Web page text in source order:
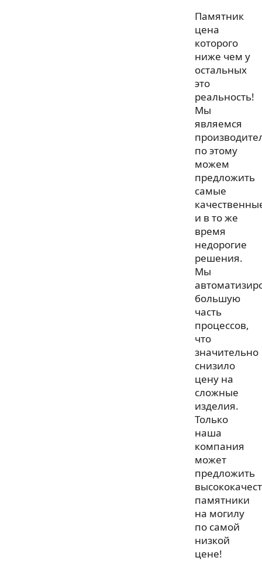
Памятник
цена
которого
ниже чем у
остальных
это
реальность!
Мы
являемся
по этому
можем
предложить
самые
и в то же
время
недорогие
решения.
Мы
большую
часть
процессов,
что
значительно
снизило
цену на
сложные
изделия.
Только
наша
компания
может
предложить
памятники
на могилу
по самой
низкой
цене!